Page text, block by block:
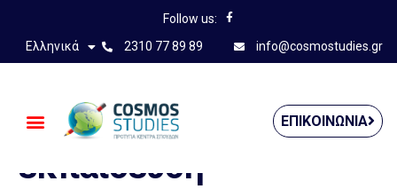
Follow us:
Ελληνικά
2310 77 89 89 info@cosmostudies.gr
ΕΠΙΚΟΙΝΩΝΊΑ
Επαγγελματική
εκπαίδευση